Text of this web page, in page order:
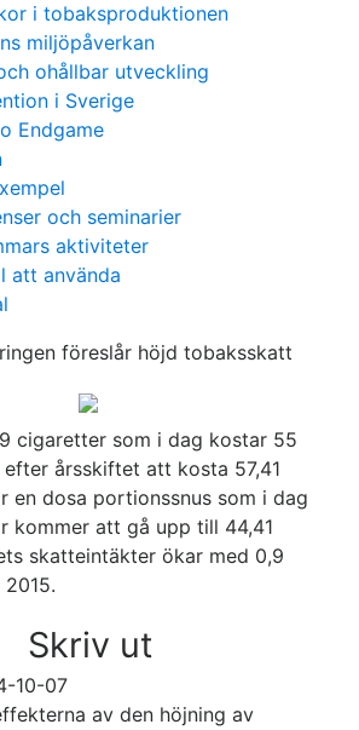
i tobaksproduktionen
miljöpåverkan
ohållbar utveckling
i Sverige
Endgame
och seminarier
aktiviteter
att använda
föreslår höjd tobaksskatt
cigaretter som i dag kostar 55
årsskiftet att kosta 57,41
en dosa portionssnus som i dag
kommer att gå upp till 44,41
skatteintäkter ökar med 0,9
Skriv ut
10-07
av den höjning av